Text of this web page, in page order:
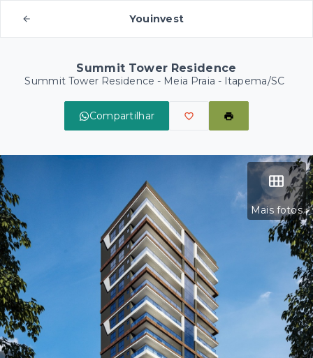
Youinvest
Summit Tower Residence
Summit Tower Residence - Meia Praia - Itapema/SC
Compartilhar
Mais fotos